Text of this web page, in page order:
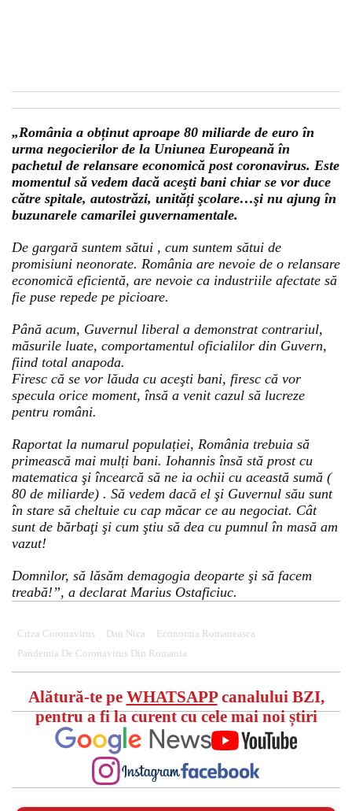
„România a obținut aproape 80 miliarde de euro în
urma negocierilor de la Uniunea Europeană în
pachetul de relansare economică post coronavirus. Este
momentul să vedem dacă aceşti bani chiar se vor duce
către spitale, autostrăzi, unități şcolare…şi nu ajung în
buzunarele camarilei guvernamentale.
De gargară suntem sătui , cum suntem sătui de
promisiuni neonorate. România are nevoie de o relansare
economică eficientă, are nevoie ca industriile afectate să
fie puse repede pe picioare.
Până acum, Guvernul liberal a demonstrat contrariul,
măsurile luate, comportamentul oficialilor din Guvern,
fiind total anapoda.
Firesc că se vor lăuda cu aceşti bani, firesc că vor
specula orice moment, însă a venit cazul să lucreze
pentru români.
Raportat la numarul populației, România trebuia să
primească mai mulți bani. Iohannis însă stă prost cu
matematica şi încearcă să ne ia ochii cu această sumă (
80 de miliarde) . Să vedem dacă el şi Guvernul său sunt
în stare să cheltuie cu cap măcar ce au negociat. Cât
sunt de bărbaţi şi cum ştiu să dea cu pumnul în masă am
vazut!
Domnilor, să lăsăm demagogia deoparte şi să facem
treabă!”, a declarat Marius Ostaficiuc.
Criza Coronavirus Dan Nica
Economia Romaneasca
Pandemia De Coronavirus Din Romania
Alătură-te pe WHATSAPPcanalului BZI,
pentru a fi la curent cu cele mai noi știri